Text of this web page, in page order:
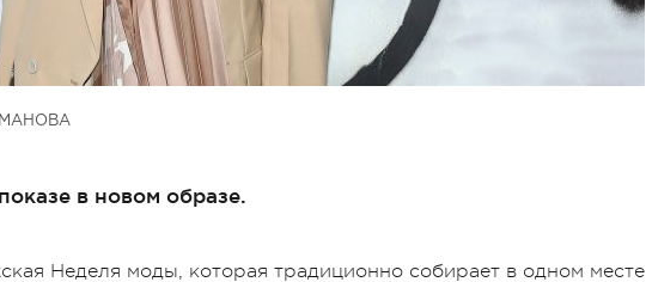
в новом образе.
Неделя моды, которая традиционно собирает в одном месте